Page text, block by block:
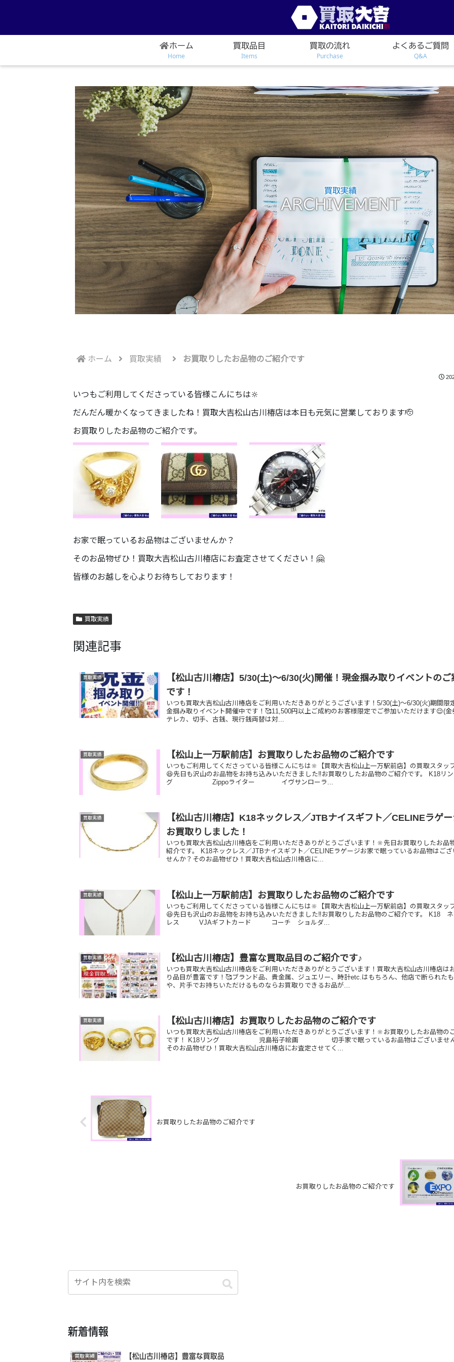
買取実績
ARCHIVEMENT
ホーム
Home
買取品目
Items
買取の流れ
Purchase
よくあるご質問
Q&A
ホーム 買取実績 お買取りしたお品物のご紹介です
いつもご利用してくださっている皆様こんにちは🔆
だんだん暖かくなってきましたね！買取大吉松山古川椿店は本日も元気に営業しております🫡
お買取りしたお品物のご紹介です。
お家で眠っているお品物はございませんか？
そのお品物ぜひ！買取大吉松山古川椿店にお査定させてください！🤗
皆様のお越しを心よりお待ちしております！
買取実績
関連記事
買取実績
【松山古川椿店】5/30(土)～6/30(火)開催！現金掴み取りイベントのご
です！
いつも買取大吉松山古川椿店をご利用いただきありがとうございます！5/30(土)～6/30(火)期間
金掴み取りイベント開催中です！🥰11,500円以上ご成約のお客様限定でご参加いただけます😌(金
テレカ、切手、古銭、現行銭両替は対...
買取実績 【松山上一万駅前店】お買取りしたお品物のご紹介です
いつもご利用してくださっている皆様こんにちは🔆【買取大吉松山上一万駅前店】の買取スタッ
😆先日も沢山のお品物をお持ち込みいただきました‼️お買取りしたお品物のご紹介です。 K18リン
グ Zippoライター イヴサンローラ...
買取実績
【松山古川椿店】K18ネックレス／JTBナイスギフト／CELINEラゲ
お買取りしました！
いつも買取大吉松山古川椿店をご利用いただきありがとうございます！🔆先日お買取りしたお品
紹介です。 K18ネックレス／JTBナイスギフト／CELINEラゲージお家で眠っているお品物はご
せんか？そのお品物ぜひ！買取大吉松山古川椿店に...
買取実績 【松山上一万駅前店】お買取りしたお品物のご紹介です
いつもご利用してくださっている皆様こんにちは🔆【買取大吉松山上一万駅前店】の買取スタッ
😆先日も沢山のお品物をお持ち込みいただきました‼️お買取りしたお品物のご紹介です。 K18
レス VJAギフトカード コーチ ショルダ...
買取実績 【松山古川椿店】豊富な買取品目のご紹介です♪
いつも買取大吉松山古川椿店をご利用いただきありがとうございます！買取大吉松山古川椿店は
り品目が豊富です！🥰ブランド品、貴金属、ジュエリー、時計etc.はもちろん、他店で断られた
や、片手でお持ちいただけるものならお買取りできるお品が...
買取実績 【松山古川椿店】お買取りしたお品物のご紹介です
いつも買取大吉松山古川椿店をご利用いただきありがとうございます！🔆お買取りしたお品物の
です！ K18リング 児島裕子絵画 切手家で眠っているお品物はございませ
そのお品物ぜひ！買取大吉松山古川椿店にお査定させてく...
お買取りしたお品物のご紹介です
お買取りしたお品物のご紹介です
新着情報
買取実績
【松山古川椿店】豊富な買取品